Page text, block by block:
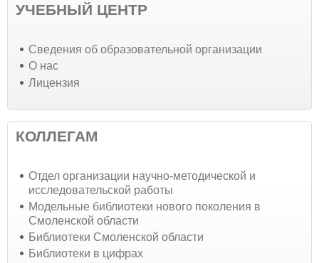
УЧЕБНЫЙ ЦЕНТР
Cведения об образовательной организации
О нас
Лицензия
КОЛЛЕГАМ
Отдел организации научно-методической и
исследовательской работы
Модельные библиотеки нового поколения в
Смоленской области
Библиотеки Смоленской области
Библиотеки в цифрах